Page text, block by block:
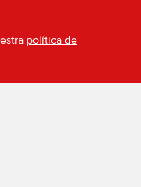
política de